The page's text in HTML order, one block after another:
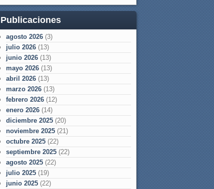
Publicaciones
agosto 2026 (3)
julio 2026 (13)
junio 2026 (13)
mayo 2026 (13)
abril 2026 (13)
marzo 2026 (13)
febrero 2026 (12)
enero 2026 (14)
diciembre 2025 (20)
noviembre 2025 (21)
octubre 2025 (22)
septiembre 2025 (22)
agosto 2025 (22)
julio 2025 (19)
junio 2025 (22)